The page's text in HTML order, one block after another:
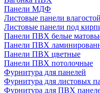
Панели МДФ
Листовые панели
Листовые панели под
Панели ПВХ белые
Панели ПВХ
Панели ПВХ цветные
Панели ПВХ потолочные
Фурнитура для панелей
Фурнитура для листовых
Фурнитура для ПВХ